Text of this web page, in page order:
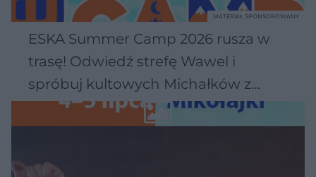
ESKA Summer Camp 2026 rusza w
trasę! Odwiedź strefę Wawel i
spróbuj kultowych Michałków z
Wawelu
MATERIAŁ SPONSOROWANY